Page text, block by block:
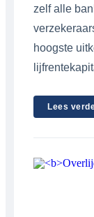
zelf alle
hoogste
Lees